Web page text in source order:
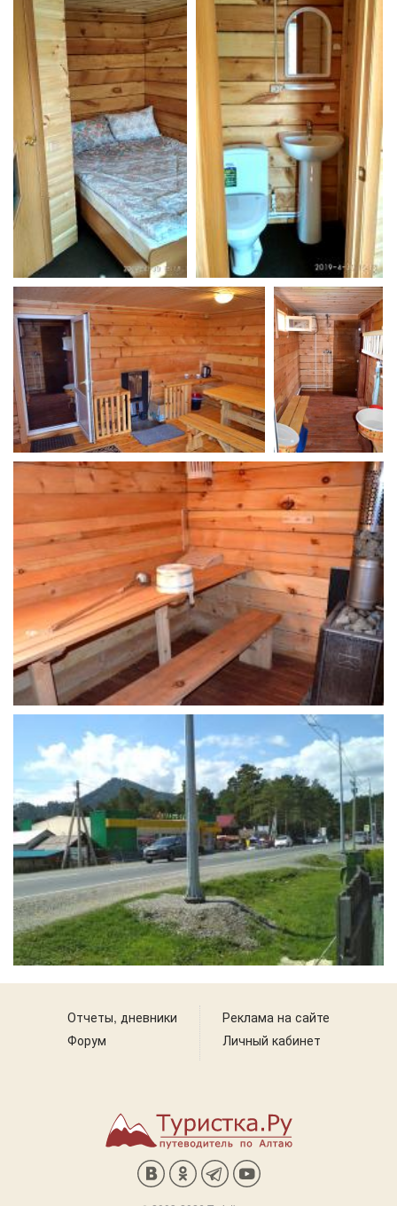
Отчеты, дневники
Форум
Реклама на сайте
Личный кабинет